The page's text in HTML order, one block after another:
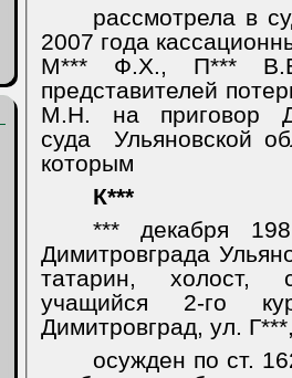
рассмотрела в
2007 года
М*** Ф.Х., П***
представителей
М.Н. на приговор
суда
Ульяновской
которым
К***
*** декабря
Димитровграда
татарин, холост,
учащийся 2-го
Димитровград, ул.
осужден по ст.